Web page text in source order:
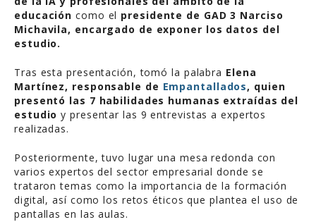
educación como el presidente de GAD 3 Narciso
Michavila, encargado de exponer los datos del
estudio.
Tras esta presentación, tomó la palabra Elena
Martínez, responsable de Empantallados, quien
presentó las 7 habilidades humanas extraídas del
estudio y presentar las 9 entrevistas a expertos
realizadas.
Posteriormente, tuvo lugar una mesa redonda con
varios expertos del sector empresarial donde se
trataron temas como la importancia de la formación
digital, así como los retos éticos que plantea el uso de
pantallas en las aulas.